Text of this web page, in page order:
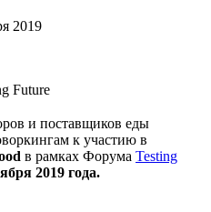
2019
и поставщиков еды
к участию в
в рамках Форума Testing
2019 года.